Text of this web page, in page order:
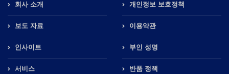
회사 소개
보도 자료
인사이트
서비스
개인정보 보호정책
이용약관
부인 성명
반품 정책